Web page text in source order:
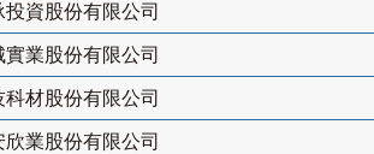
投資股份有限公司
實業股份有限公司
科材股份有限公司
欣業股份有限公司